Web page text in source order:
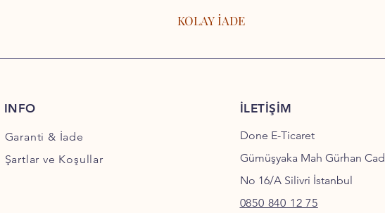
KOLAY İADE
INFO
Garanti & İade
Şartlar ve Koşullar
İLETİŞİM
Done E-Ticaret
Gümüşyaka Mah Gürhan Cad
No 16/A Silivri İstanbul
0850 840 12 75